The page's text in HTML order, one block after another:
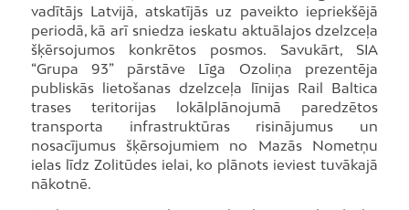
vadītājs Latvijā, atskatījās uz paveikto iepriekšējā
periodā, kā arī sniedza ieskatu aktuālajos dzelzceļa
šķērsojumos konkrētos posmos. Savukārt, SIA
“Grupa 93” pārstāve Līga Ozoliņa prezentēja
publiskās lietošanas dzelzceļa līnijas Rail Baltica
trases teritorijas lokālplānojumā paredzētos
transporta infrastruktūras risinājumus un
nosacījumus šķērsojumiem no Mazās Nometņu
ielas līdz Zolitūdes ielai, ko plānots ieviest tuvākajā
nākotnē.